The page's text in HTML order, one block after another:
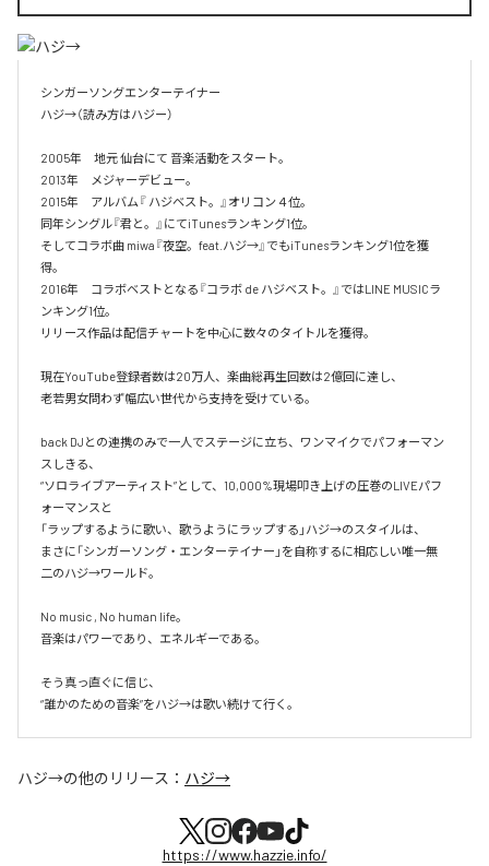
シンガーソングエンターテイナー
ハジ→（読み方はハジー）
2005年　地元 仙台にて 音楽活動をスタート。
2013年　メジャーデビュー。
2015年　アルバム『 ハジベスト。』オリコン４位。
同年シングル『君と。』にてiTunesランキング1位。
そしてコラボ曲 miwa『夜空。feat.ハジ→』でもiTunesランキング1位を獲
得。
2016年　コラボベストとなる『コラボ de ハジベスト。』ではLINE MUSICラ
ンキング1位。
リリース作品は配信チャートを中心に数々のタイトルを獲得。
現在YouTube登録者数は20万人、楽曲総再生回数は2億回に達し、
老若男女問わず幅広い世代から支持を受けている。
back DJとの連携のみで一人でステージに立ち、ワンマイクでパフォーマン
スしきる、
“ソロライブアーティスト”として、10,000%現場叩き上げの圧巻のLIVEパフ
ォーマンスと
「ラップするように歌い、歌うようにラップする」ハジ→のスタイルは、
まさに「シンガーソング・エンターテイナー」を自称するに相応しい唯一無
二のハジ→ワールド。
No music , No human life。
音楽はパワーであり、エネルギーである。
そう真っ直ぐに信じ、
ハジ→の他のリリース： ハジ→
https://www.hazzie.info/